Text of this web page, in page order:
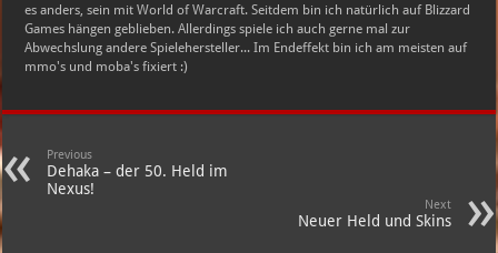
es anders, sein mit World of Warcraft. Seitdem bin ich natürlich auf Blizzard
Games hängen geblieben. Allerdings spiele ich auch gerne mal zur
Abwechslung andere Spielehersteller... Im Endeffekt bin ich am meisten auf
mmo's und moba's fixiert :)
Previous
Dehaka – der 50. Held im
Nexus!
Next
Neuer Held und Skins